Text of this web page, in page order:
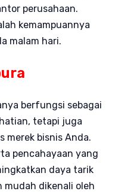
perusahaan.
kemampuannya
malam hari.
berfungsi sebagai
tetapi juga
merek bisnis Anda.
pencahayaan yang
daya tarik
mudah dikenali oleh